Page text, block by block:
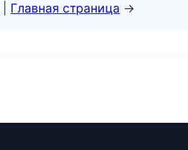
Главная страница →